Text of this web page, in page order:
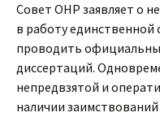
Совет ОНР заявляет о
в работу
проводить
диссертаций.
непредвзятой и
наличии заимствований